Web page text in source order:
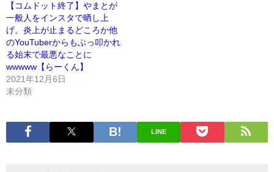
【コムドット終了】やまとが
一般人をインスタで晒し上
げ。炎上が止まるどころか他
のYouTuberからもぶっ叩かれ
る始末で最悪なことに
wwwww【らーくん】
2021年12月6日
未分類
LINE